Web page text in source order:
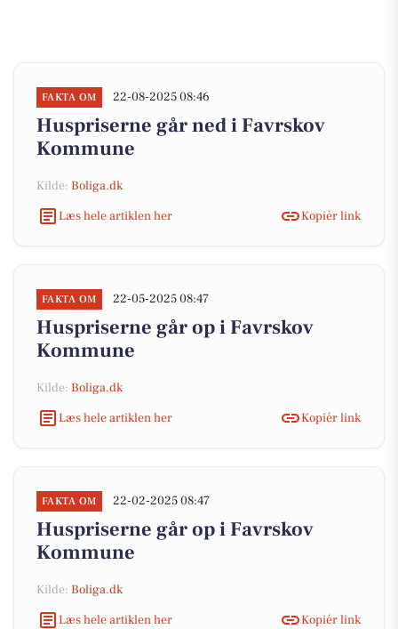
FAKTA OM 22-08-2025 08:46
Huspriserne går ned i Favrskov
Kommune
Kilde: Boliga.dk
Læs hele artiklen her
Kopiér link
FAKTA OM 22-05-2025 08:47
Huspriserne går op i Favrskov
Kommune
Kilde: Boliga.dk
Læs hele artiklen her
Kopiér link
FAKTA OM 22-02-2025 08:47
Huspriserne går op i Favrskov
Kommune
Kilde: Boliga.dk
Læs hele artiklen her
Kopiér link